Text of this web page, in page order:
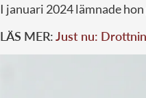
I januari 2024 lämnade hon
LÄS MER:Just nu: